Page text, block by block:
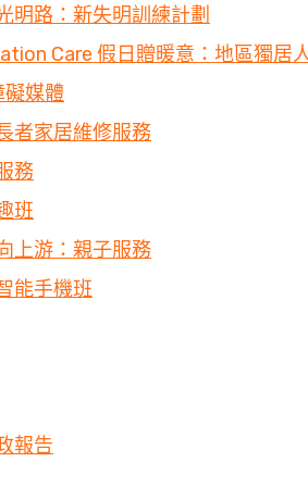
明路：新失明訓練計劃
Care 假日贈暖意：地區獨居
礙媒體
者家居維修服務
務
班
上游：親子服務
能手機班
報告